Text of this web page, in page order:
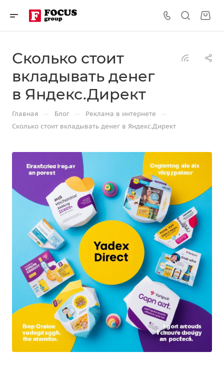
Сколько стоит
вкладывать денег
в Яндекс.Директ
Главная — Блог — Реклама в интернете —
Сколько стоит вкладывать денег в Яндекс.Директ